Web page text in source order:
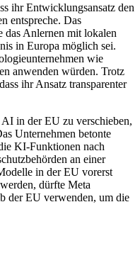
ihr Entwicklungsansatz den
entspreche. Das
das Anlernen mit lokalen
in Europa möglich sei.
wie
anwenden würden. Trotz
ihr Ansatz transparenter
in der EU zu verschieben,
Unternehmen betonte
KI-Funktionen nach
an einer
in der EU vorerst
dürfte Meta
der EU verwenden, um die